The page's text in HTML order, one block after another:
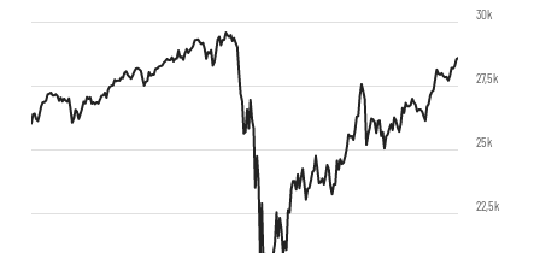
22,5k
25k
27,5k
30k